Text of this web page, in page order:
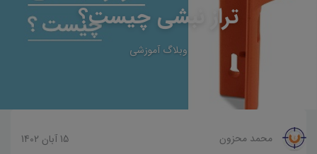
تراز نبشی چیست؟
وبلاگ آموزشی
محمد محزون 15 آبان 1402